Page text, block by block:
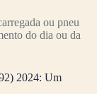
ou pneu
do dia ou da
2024: Um